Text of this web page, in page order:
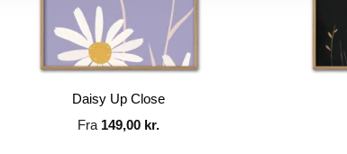
Daisy Up Close
Fra 149,00 kr.